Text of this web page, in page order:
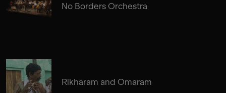
No Borders Orchestra
Rikharam and Omaram